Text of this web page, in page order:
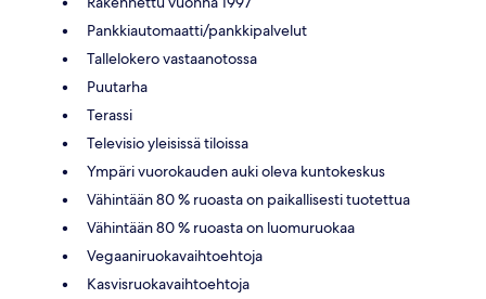
Pankkiautomaatti/pankkipalvelut
Tallelokero vastaanotossa
Puutarha
Terassi
Televisio yleisissä tiloissa
Ympäri vuorokauden auki oleva kuntokeskus
Vähintään 80 % ruoasta on paikallisesti tuotettua
Vähintään 80 % ruoasta on luomuruokaa
Vegaaniruokavaihtoehtoja
Kasvisruokavaihtoehtoja